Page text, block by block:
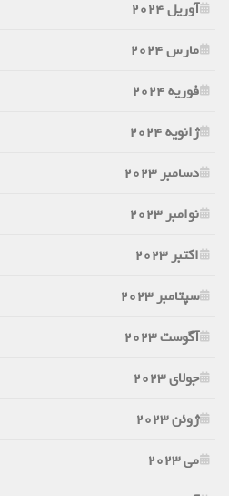
آوریل 2024
مارس 2024
فوریه 2024
ژانویه 2024
دسامبر 2023
نوامبر 2023
اکتبر 2023
سپتامبر 2023
آگوست 2023
جولای 2023
ژوئن 2023
می 2023